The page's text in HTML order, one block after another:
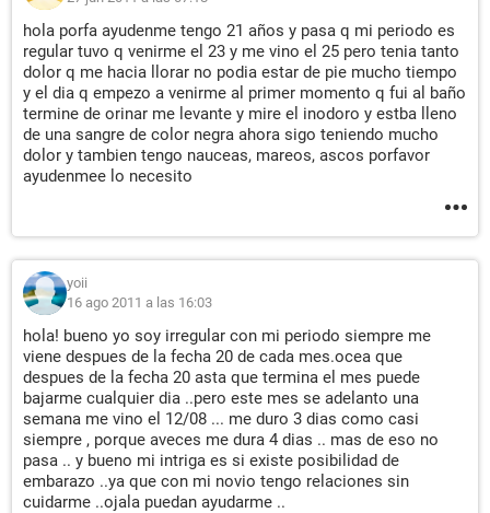
hola porfa ayudenme tengo 21 años y pasa q mi periodo es
regular tuvo q venirme el 23 y me vino el 25 pero tenia tanto
dolor q me hacia llorar no podia estar de pie mucho tiempo
y el dia q empezo a venirme al primer momento q fui al baño
termine de orinar me levante y mire el inodoro y estba lleno
de una sangre de color negra ahora sigo teniendo mucho
dolor y tambien tengo nauceas, mareos, ascos porfavor
ayudenmee lo necesito
yoii
16 ago 2011 a las 16:03
hola! bueno yo soy irregular con mi periodo siempre me
viene despues de la fecha 20 de cada mes.ocea que
despues de la fecha 20 asta que termina el mes puede
bajarme cualquier dia ..pero este mes se adelanto una
semana me vino el 12/08 ... me duro 3 dias como casi
siempre , porque aveces me dura 4 dias .. mas de eso no
pasa .. y bueno mi intriga es si existe posibilidad de
embarazo ..ya que con mi novio tengo relaciones sin
cuidarme ..ojala puedan ayudarme ..